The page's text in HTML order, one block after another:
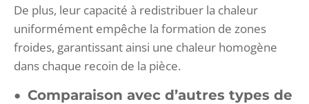
De plus, leur capacité à redistribuer la chaleur
uniformément empêche la formation de zones
froides, garantissant ainsi une chaleur homogène
dans chaque recoin de la pièce.
Comparaison avec d’autres types de